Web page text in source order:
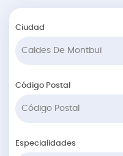
Ciudad
Código Postal
Especialidades